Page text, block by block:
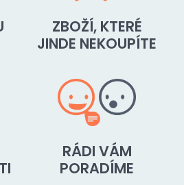
ZBOŽÍ, KTERÉ
JINDE NEKOUPÍTE
RÁDI VÁM
PORADÍME